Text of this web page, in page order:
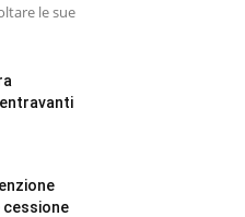
le sue
cessione